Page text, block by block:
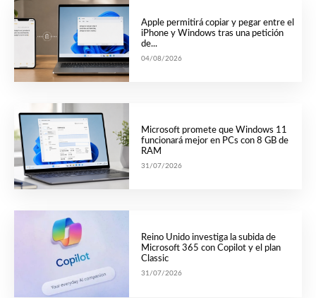
Apple permitirá copiar y pegar entre el
iPhone y Windows tras una petición
de...
04/08/2026
Microsoft promete que Windows 11
funcionará mejor en PCs con 8 GB de
RAM
31/07/2026
Reino Unido investiga la subida de
Microsoft 365 con Copilot y el plan
Classic
31/07/2026